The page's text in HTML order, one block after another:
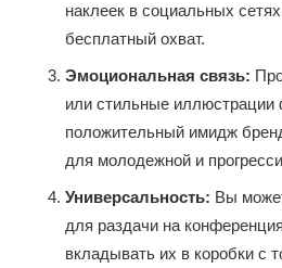
наклеек в социальных
бесплатный охват.
Эмоциональная связь:
или стильные
положительный имидж
для молодежной и
Универсальность: Вы
для раздачи на
вкладывать их в коробки с